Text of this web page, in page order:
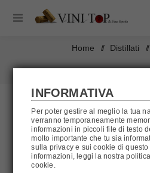
Home / Distillati /
INFORMATIVA
Per poter gestire al meglio la tua
verranno temporaneamente
informazioni in piccoli file di testo
molto importante che tu sia
sulla privacy e sui cookie di
informazioni, leggi la nostra
cookie.